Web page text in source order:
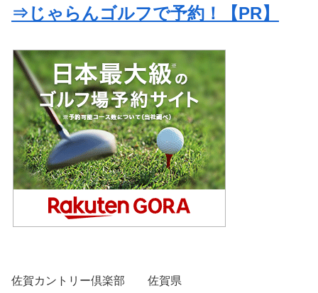
⇒じゃらんゴルフで予約！【PR】
佐賀カントリー倶楽部 佐賀県